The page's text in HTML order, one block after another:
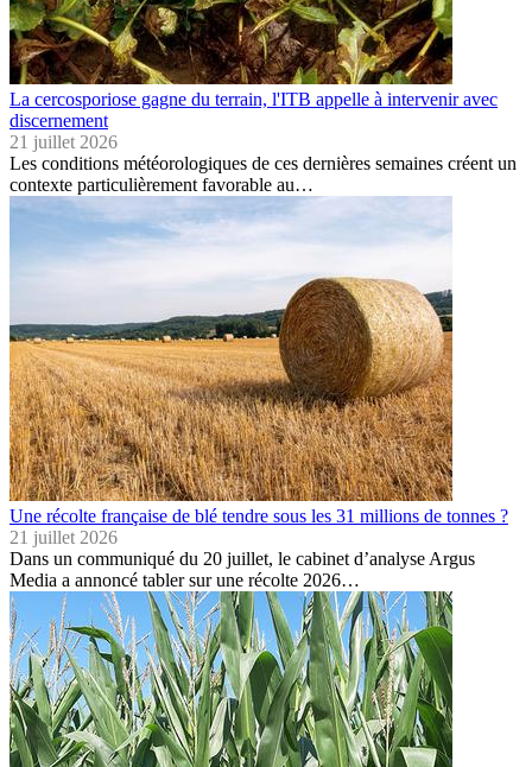
La cercosporiose gagne du terrain, l'ITB appelle à intervenir avec
discernement
21 juillet 2026
Les conditions météorologiques de ces dernières semaines créent un
contexte particulièrement favorable au…
Une récolte française de blé tendre sous les 31 millions de tonnes ?
21 juillet 2026
Dans un communiqué du 20 juillet, le cabinet d’analyse Argus
Media a annoncé tabler sur une récolte 2026…